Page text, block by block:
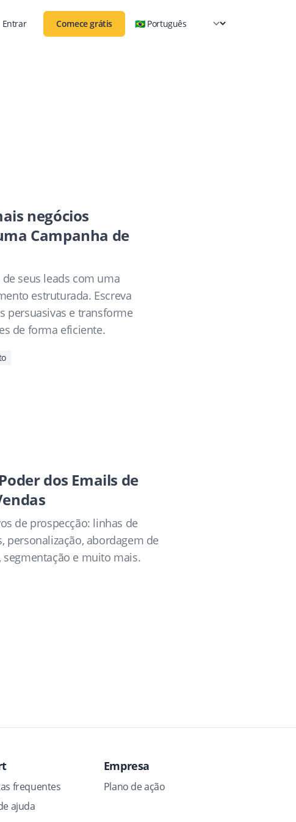
Entrar Comece grátis
negócios
Campanha de
seus leads com uma
estruturada. Escreva
persuasivas e transforme
de forma eficiente.
dos Emails de
de prospecção: linhas de
personalização, abordagem de
segmentação e muito mais.
frequentes
ajuda
Empresa
Plano de ação